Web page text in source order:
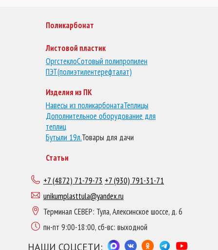
Поликарбонат
Листовой пластик
ОргстеклоСотовый полипропилен
ПЭТ(полиэтилентерефталат)
Изделия из ПК
Навесы из поликарбонатаТеплицы
Дополнительное оборудование для
теплиц
Бутыли 19л.Товары для дачи
Статьи
+7 (4872) 71-79-73 +7 (930) 791-31-71
unikumplasttula@yandex.ru
Терминал СЕВЕР: Тула, Алексинское шоссе, д. 6
пн-пт 9:00-18:00, сб-вс: выходной
НАШИ СОЦСЕТИ: